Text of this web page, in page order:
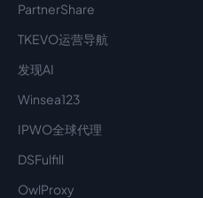
PartnerShare
TKEVO运营导航
发现AI
Winsea123
IPWO全球代理
DSFulfill
OwlProxy